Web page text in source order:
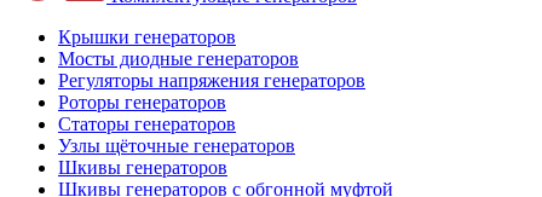
Крышки генераторов
Мосты диодные генераторов
Регуляторы напряжения генераторов
Роторы генераторов
Статоры генераторов
Узлы щёточные генераторов
Шкивы генераторов
Шкивы генераторов с обгонной муфтой